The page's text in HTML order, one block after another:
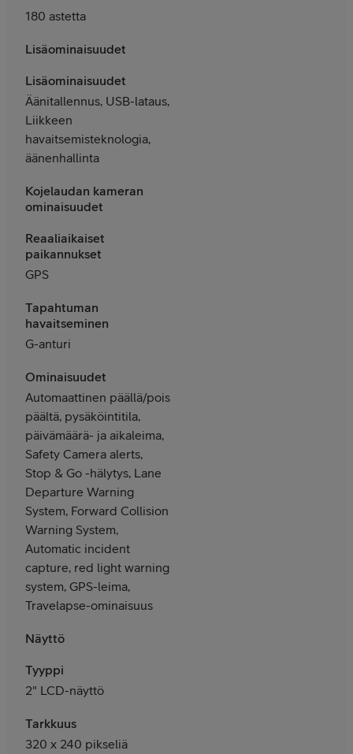
180 astetta
Lisäominaisuudet
Lisäominaisuudet
Äänitallennus, USB-lataus,
Liikkeen
havaitsemisteknologia,
äänenhallinta
Kojelaudan kameran
ominaisuudet
Reaaliaikaiset
paikannukset
GPS
Tapahtuman
havaitseminen
G-anturi
Ominaisuudet
Automaattinen päällä/pois
päältä, pysäköintitila,
päivämäärä- ja aikaleima,
Safety Camera alerts,
Stop & Go -hälytys, Lane
Departure Warning
System, Forward Collision
Warning System,
Automatic incident
capture, red light warning
system, GPS-leima,
Travelapse-ominaisuus
Näyttö
Tyyppi
2" LCD-näyttö
Tarkkuus
320 x 240 pikseliä